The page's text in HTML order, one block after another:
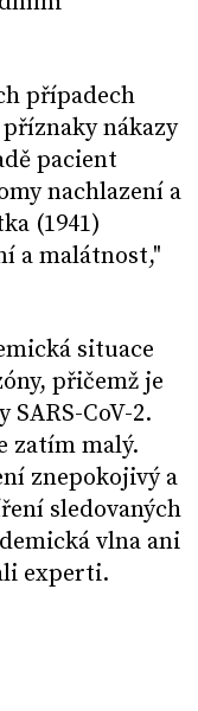
případech
nákazy
pacient
nachlazení a
(1941)
a malátnost,"
situace
přičemž je
CoV-2.
zatím malý.
znepokojivý a
sledovaných
vlna ani
experti.